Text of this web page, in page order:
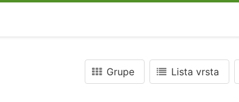
Grupe Lista vrsta